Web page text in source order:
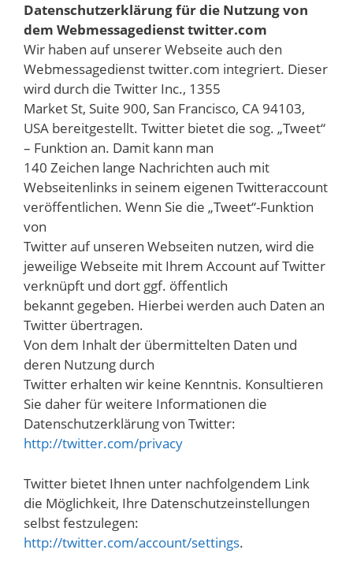
Datenschutzerklärung für die Nutzung von
dem Webmessagedienst twitter.com
Wir haben auf unserer Webseite auch den
Webmessagedienst twitter.com integriert. Dieser
wird durch die Twitter Inc., 1355
Market St, Suite 900, San Francisco, CA 94103,
USA bereitgestellt. Twitter bietet die sog. „Tweet“
– Funktion an. Damit kann man
140 Zeichen lange Nachrichten auch mit
Webseitenlinks in seinem eigenen Twitteraccount
veröffentlichen. Wenn Sie die „Tweet“-Funktion
von
Twitter auf unseren Webseiten nutzen, wird die
jeweilige Webseite mit Ihrem Account auf Twitter
verknüpft und dort ggf. öffentlich
bekannt gegeben. Hierbei werden auch Daten an
Twitter übertragen.
Von dem Inhalt der übermittelten Daten und
deren Nutzung durch
Twitter erhalten wir keine Kenntnis. Konsultieren
Sie daher für weitere Informationen die
Datenschutzerklärung von Twitter:
http://twitter.com/privacy
Twitter bietet Ihnen unter nachfolgendem Link
die Möglichkeit, Ihre Datenschutzeinstellungen
selbst festzulegen:
http://twitter.com/account/settings.